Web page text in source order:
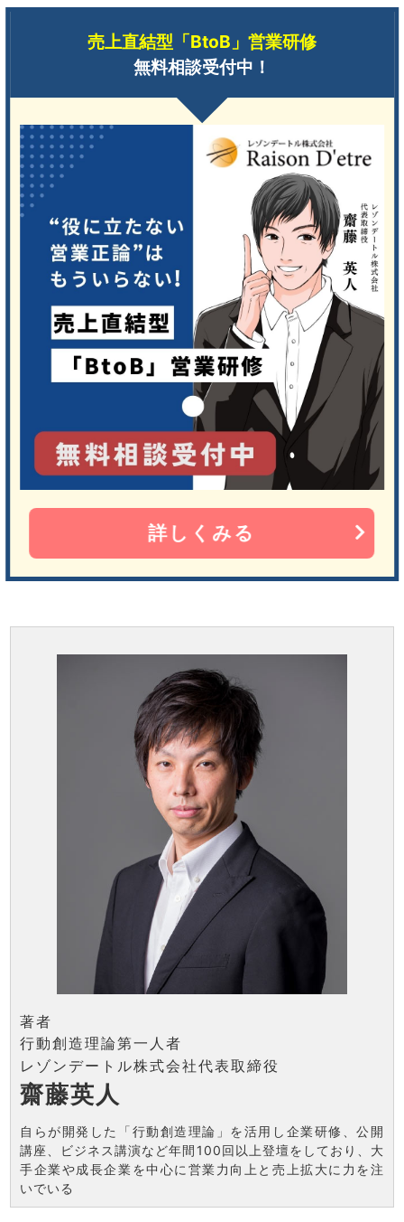
売上直結型「BtoB」営業研修
無料相談受付中！
詳しくみる
著者
行動創造理論第一人者
レゾンデートル株式会社代表取締役
齋藤英人
自らが開発した「行動創造理論」を活用し企業研修、公開
講座、ビジネス講演など年間100回以上登壇をしており、大
手企業や成長企業を中心に営業力向上と売上拡大に力を注
いでいる